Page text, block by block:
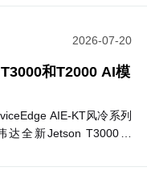
2026-07-20
和T2000 AI模
AIE-KT风冷系列
全新Jetson T3000和
400 FP4 TFLOPS，面向